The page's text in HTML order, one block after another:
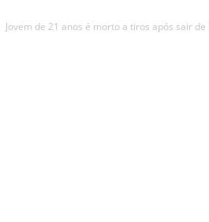
Jovem de 21 anos é morto a tiros após sair de